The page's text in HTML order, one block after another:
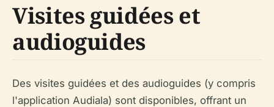
Visites guidées et
audioguides
Des visites guidées et des audioguides (y compris
l'application Audiala) sont disponibles, offrant un